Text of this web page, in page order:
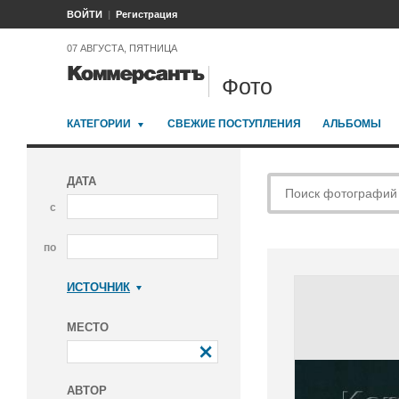
ВОЙТИ Регистрация
07 АВГУСТА, ПЯТНИЦА
Фото
КАТЕГОРИИ СВЕЖИЕ ПОСТУПЛЕНИЯ АЛЬБОМЫ
ДАТА
с
по
ИСТОЧНИК
МЕСТО
АВТОР